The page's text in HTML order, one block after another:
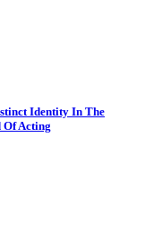
Identity In The
Acting